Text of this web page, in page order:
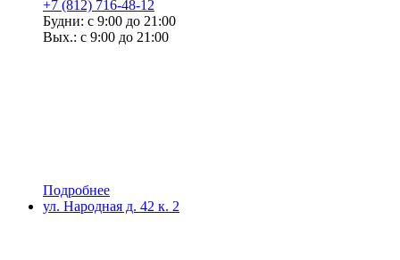
+7 (812) 716-48-12
Будни: с 9:00 до 21:00
Вых.: с 9:00 до 21:00
Подробнее
ул. Народная д. 42 к. 2